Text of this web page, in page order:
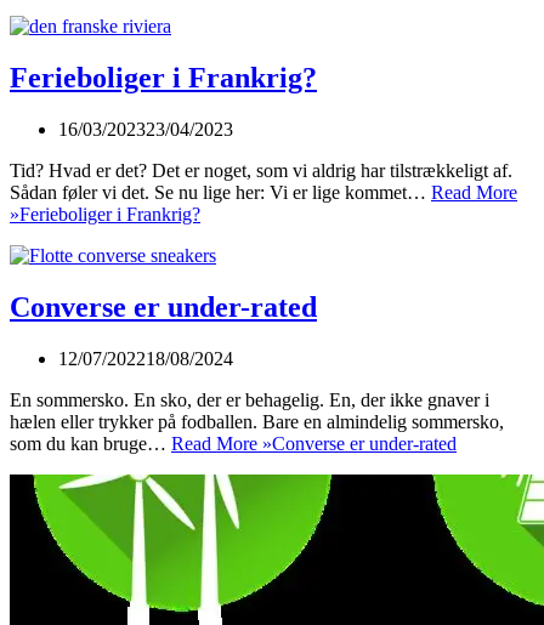
Ferieboliger i Frankrig?
16/03/202323/04/2023
Tid? Hvad er det? Det er noget, som vi aldrig har tilstrækkeligt af.
Sådan føler vi det. Se nu lige her: Vi er lige kommet… Read More
»Ferieboliger i Frankrig?
Converse er under-rated
12/07/202218/08/2024
En sommersko. En sko, der er behagelig. En, der ikke gnaver i
hælen eller trykker på fodballen. Bare en almindelig sommersko,
som du kan bruge… Read More »Converse er under-rated